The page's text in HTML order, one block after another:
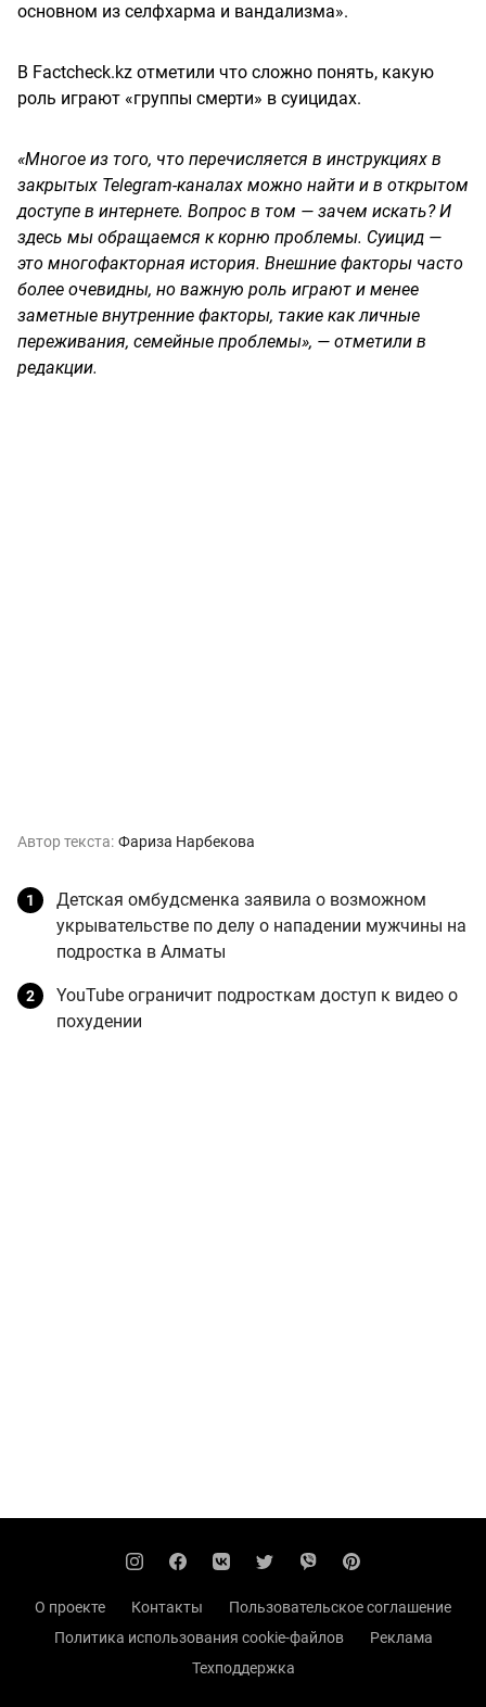
основном из селфхарма и вандализма».
В Factcheck.kz отметили что сложно понять, какую
роль играют «группы смерти» в суицидах.
«Многое из того, что перечисляется в инструкциях в
закрытых Telegram-каналах можно найти и в открытом
доступе в интернете. Вопрос в том — зачем искать? И
здесь мы обращаемся к корню проблемы. Суицид —
это многофакторная история. Внешние факторы часто
более очевидны, но важную роль играют и менее
заметные внутренние факторы, такие как личные
переживания, семейные проблемы», — отметили в
редакции.
Автор текста: Фариза Нарбекова
Детская омбудсменка заявила о возможном
укрывательстве по делу о нападении мужчины на
подростка в Алматы
YouTube ограничит подросткам доступ к видео о
похудении
О проекте Контакты
Пользовательское соглашение
Политика использования cookie-файлов
Реклама
Техподдержка